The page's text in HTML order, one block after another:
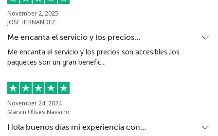
November 2, 2025
JOSE HERNANDEZ
Me encanta el servicio y los precios…
Me encanta el servicio y los precios son accesibles..los
paquetes son un gran benefic...
November 24, 2024
Marvin Ulises Navarro
Hola buenos días mi experiencia con…